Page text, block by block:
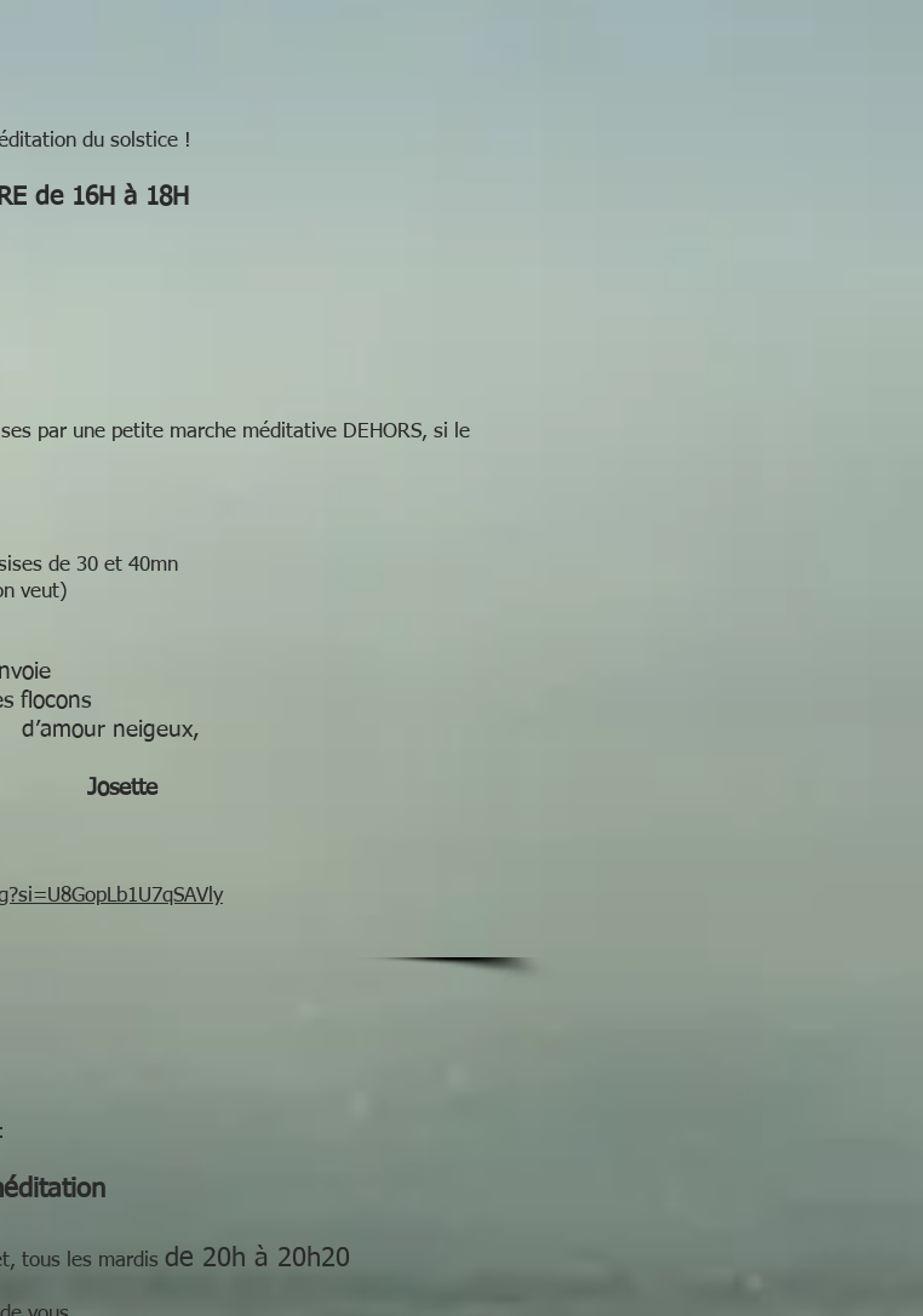
solstice !
de 16H à 18H
interstices
monde
puiser
par une petite marche méditative DEHORS, si le
de 30 et 40mn
veut)
Josette
tous les mardis de 20h à 20h20